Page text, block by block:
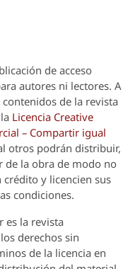
de acceso
autores ni lectores. A
de la revista
Licencia Creative
– Compartir igual
otros podrán distribuir,
de la obra de modo no
y licencien sus
condiciones.
es la revista
derechos sin
de la licencia en